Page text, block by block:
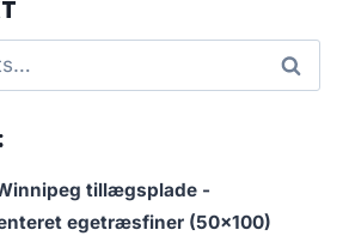
Search
tillægsplade -
egetræsfiner (50x100)